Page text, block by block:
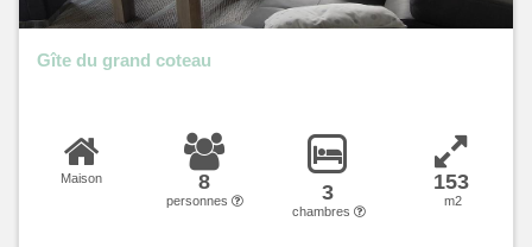
Gîte du grand coteau
Maison 8
personnes 3
chambres
153
m2